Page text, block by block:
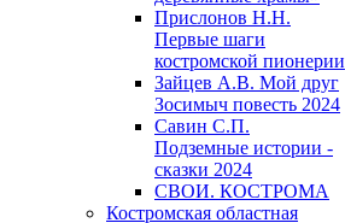
Прислонов Н.Н.
Первые шаги
костромской пионерии
Зайцев А.В. Мой друг
Зосимыч повесть 2024
Савин С.П.
Подземные истории -
сказки 2024
СВОИ. КОСТРОМА
Костромская областная